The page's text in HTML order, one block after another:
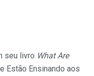
seu livro What Are
Estão Ensinando aos